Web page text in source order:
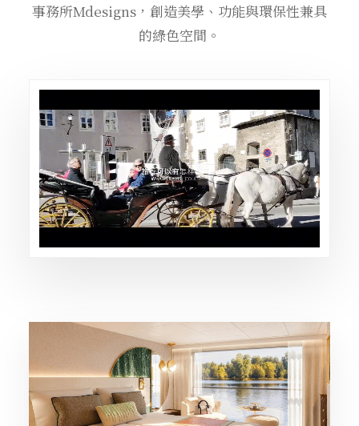
事務所Mdesigns，創造美學、功能與環保性兼具
的綠色空間。